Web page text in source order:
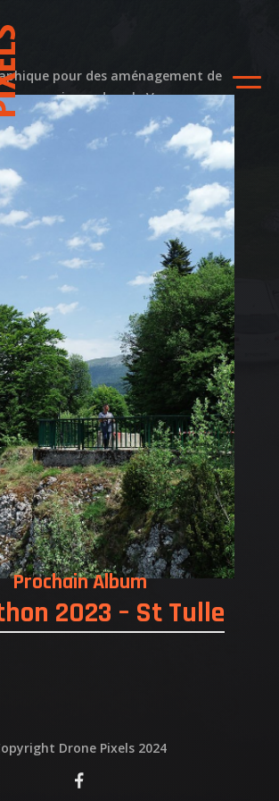
DIFFERENTES
DERRIERE
CONTACTER
– Vercors
pour des aménagement de
panoramiques dans le Vercors.
Prochain Album
2023 – St Tulle
Drone Pixels 2024